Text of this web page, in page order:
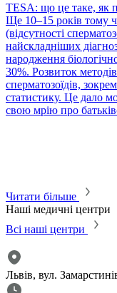
TESA: що це таке, як
​Ще 10–15 років тому
(відсутності
найскладніших
народження
30%. Розвиток
сперматозоїдів,
статистику. Це дало
свою мрію про
Читати більше
Наші медичні центри
Всі наші центри
Львів, вул.